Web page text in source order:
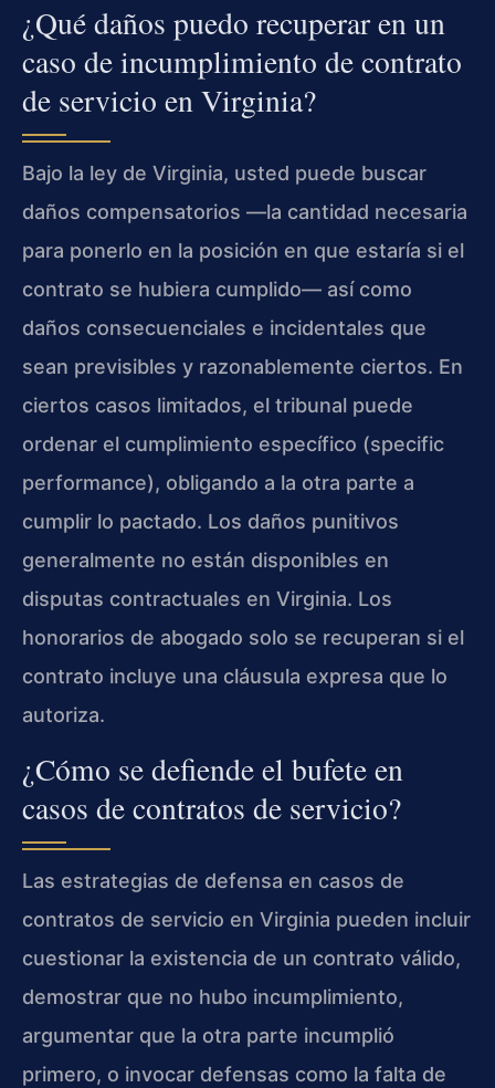
¿Qué daños puedo recuperar en un
caso de incumplimiento de contrato
de servicio en Virginia?
Bajo la ley de Virginia, usted puede buscar
daños compensatorios —la cantidad necesaria
para ponerlo en la posición en que estaría si el
contrato se hubiera cumplido— así como
daños consecuenciales e incidentales que
sean previsibles y razonablemente ciertos. En
ciertos casos limitados, el tribunal puede
ordenar el cumplimiento específico (specific
performance), obligando a la otra parte a
cumplir lo pactado. Los daños punitivos
generalmente no están disponibles en
disputas contractuales en Virginia. Los
honorarios de abogado solo se recuperan si el
contrato incluye una cláusula expresa que lo
autoriza.
¿Cómo se defiende el bufete en
casos de contratos de servicio?
Las estrategias de defensa en casos de
contratos de servicio en Virginia pueden incluir
cuestionar la existencia de un contrato válido,
demostrar que no hubo incumplimiento,
argumentar que la otra parte incumplió
primero, o invocar defensas como la falta de